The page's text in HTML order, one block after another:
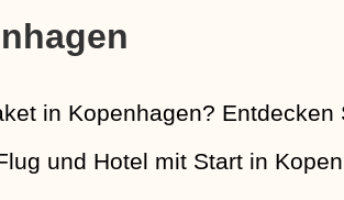
in Kopenhagen?
und Hotel mit Start in